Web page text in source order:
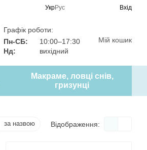
УкрРус Вхід
Графік роботи:
Пн-СБ:
10:00–17:30
Нд:
вихідний
Мій кошик
Макраме, ловці снів,
гризунці
за назвою Відображення: